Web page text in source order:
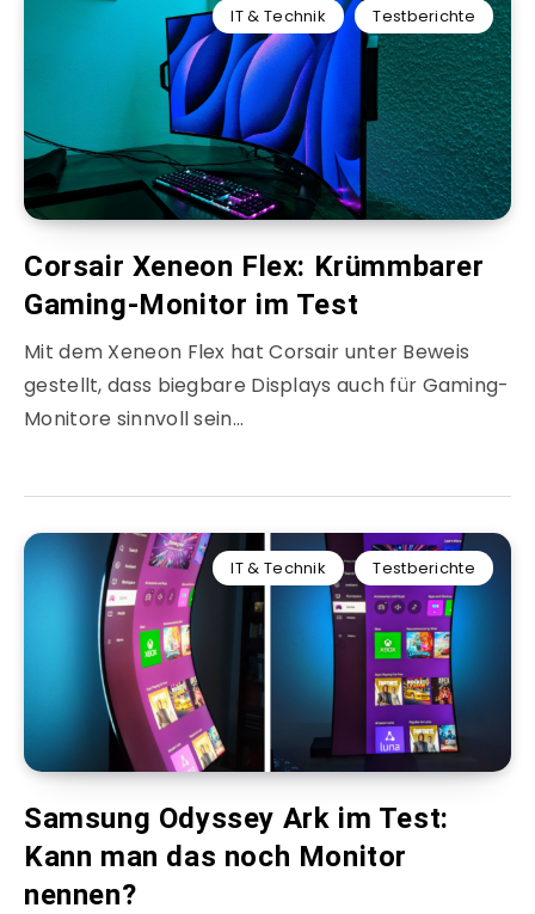
IT & Technik Testberichte
Corsair Xeneon Flex: Krümmbarer
Gaming-Monitor im Test
Mit dem Xeneon Flex hat Corsair unter Beweis
gestellt, dass biegbare Displays auch für Gaming-
Monitore sinnvoll sein…
IT & Technik Testberichte
Samsung Odyssey Ark im Test:
Kann man das noch Monitor
nennen?